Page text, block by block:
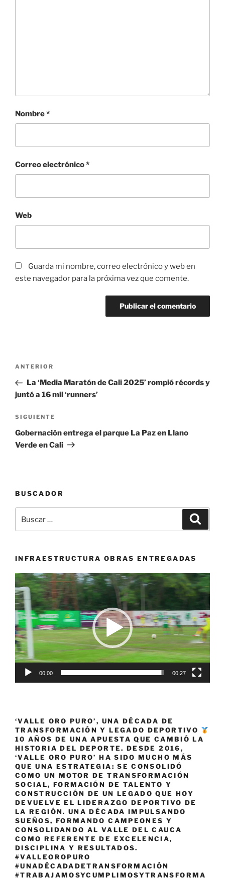
Nombre*
Correo electrónico*
Web
Guarda mi nombre, correo electrónico y web en
este navegador para la próxima vez que comente.
Navegación
entradas
Entrada
anterior:
ANTERIOR
La ‘Media Maratón de Cali 2025’ rompió récords y
juntó a 16 mil ‘runners’
Siguiente
entrada
SIGUIENTE
Gobernación entrega el parque La Paz en Llano
Verde en Cali
BUSCADOR
por:
INFRAESTRUCTURA OBRAS ENTREGADAS
Reproductor
de
vídeo
00:00 00:27
‘VALLE ORO PURO’, UNA DÉCADA DE
TRANSFORMACIÓN Y LEGADO DEPORTIVO
10 AÑOS DE UNA APUESTA QUE CAMBIÓ LA
HISTORIA DEL DEPORTE. DESDE 2016,
‘VALLE ORO PURO’ HA SIDO MUCHO MÁS
QUE UNA ESTRATEGIA: SE CONSOLIDÓ
COMO UN MOTOR DE TRANSFORMACIÓN
SOCIAL, FORMACIÓN DE TALENTO Y
CONSTRUCCIÓN DE UN LEGADO QUE HOY
DEVUELVE EL LIDERAZGO DEPORTIVO DE
LA REGIÓN. UNA DÉCADA IMPULSANDO
SUEÑOS, FORMANDO CAMPEONES Y
CONSOLIDANDO AL VALLE DEL CAUCA
COMO REFERENTE DE EXCELENCIA,
DISCIPLINA Y RESULTADOS.
#VALLEOROPURO
#UNADÉCADADETRANSFORMACIÓN
#TRABAJAMOSYCUMPLIMOSYTRANSFORMA